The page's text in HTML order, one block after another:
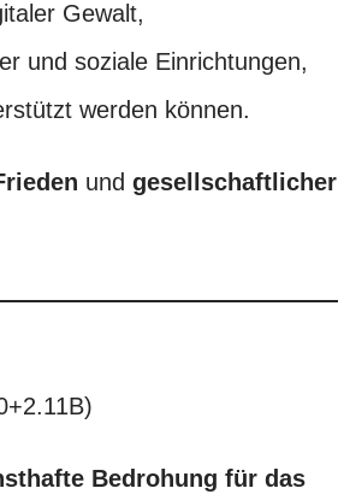
Gewalt,
und soziale Einrichtungen,
werden können.
undgesellschaftlicher
Bedrohung für das